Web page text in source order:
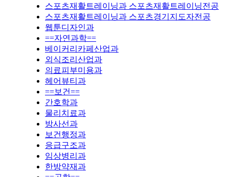
스포츠재활트레이닝과 스포츠재활트레이닝전공
스포츠재활트레이닝과 스포츠경기지도자전공
웹툰디자인과
==자연과학==
베이커리카페산업과
외식조리산업과
의료피부미용과
헤어뷰티과
==보건==
간호학과
물리치료과
방사선과
보건행정과
응급구조과
임상병리과
한방약재과